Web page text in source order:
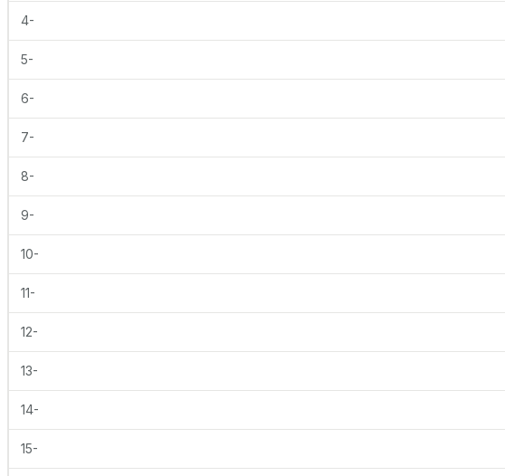
4-
5-
6-
7-
8-
9-
10-
11-
12-
13-
14-
15-